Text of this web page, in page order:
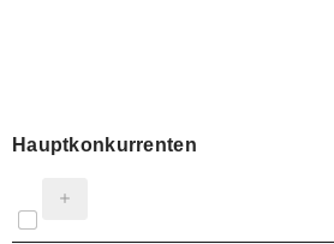
Hauptkonkurrenten